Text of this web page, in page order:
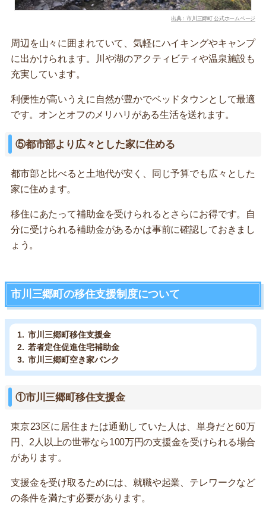
出典：市川三郷町 公式ホームページ
周辺を山々に囲まれていて、気軽にハイキングやキャンプ
に出かけられます。川や湖のアクティビティや温泉施設も
充実しています。
利便性が高いうえに自然が豊かでベッドタウンとして最適
です。オンとオフのメリハリがある生活を送れます。
⑤都市部より広々とした家に住める
都市部と比べると土地代が安く、同じ予算でも広々とした
家に住めます。
移住にあたって補助金を受けられるとさらにお得です。自
分に受けられる補助金があるかは事前に確認しておきまし
ょう。
市川三郷町の移住支援制度について
市川三郷町移住支援金
若者定住促進住宅補助金
市川三郷町空き家バンク
①市川三郷町移住支援金
東京23区に居住または通勤していた人は、単身だと60万
円、2人以上の世帯なら100万円の支援金を受けられる場合
があります。
支援金を受け取るためには、就職や起業、テレワークなど
の条件を満たす必要があります。